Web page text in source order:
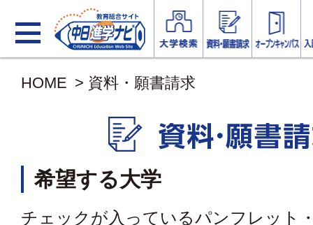
HOME > 資料・願書請求
希望する大学
チェックが入っているパンフレット